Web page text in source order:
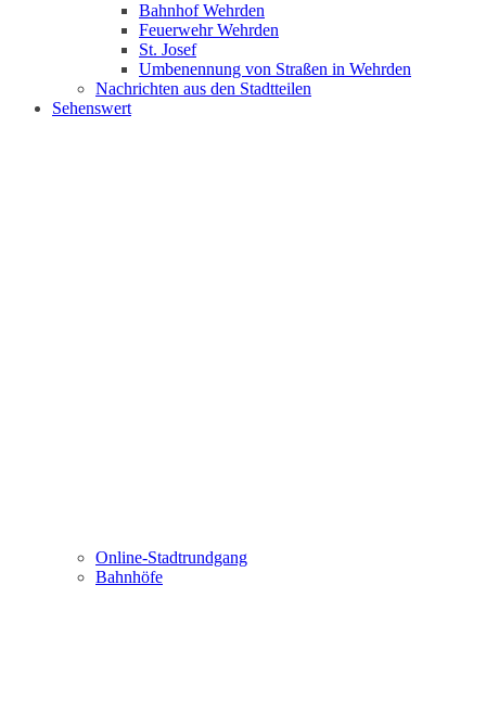
Bahnhof Wehrden
Feuerwehr Wehrden
St. Josef
Umbenennung von Straßen in Wehrden
Nachrichten aus den Stadtteilen
Sehenswert
Online-Stadtrundgang
Bahnhöfe